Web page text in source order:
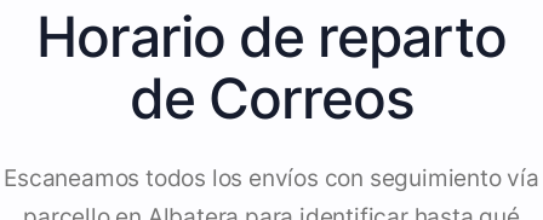
Horario de reparto
de Correos
Escaneamos todos los envíos con seguimiento vía